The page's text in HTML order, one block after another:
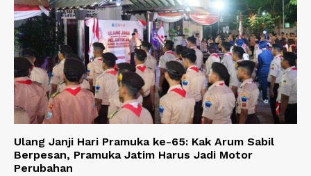
Ulang Janji Hari Pramuka ke-65: Kak Arum Sabil
Berpesan, Pramuka Jatim Harus Jadi Motor
Perubahan